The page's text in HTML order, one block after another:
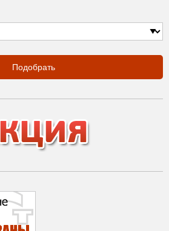
Подобрать